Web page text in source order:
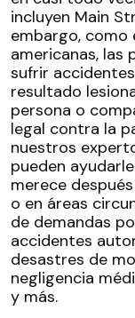
incluyen Main
embargo, como
americanas, las
sufrir
resultado
persona o
legal contra la
nuestros
pueden
merece
o en áreas
de demandas
accidentes
desastres de
negligencia
y más.